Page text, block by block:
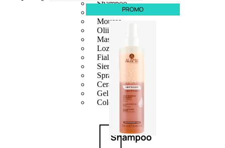
Shampoo
Balsamo
Mousse
Olii Capelli
Maschere
Lozioni
Fiale
Sieri e Cristalli
Spray
Cera e Crema
Gel Capelli
Colorazione
Shampoo
PROMO